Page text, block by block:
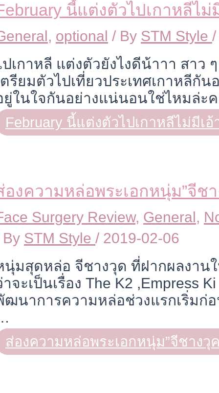
นี้แต่งตัวไปเกาหลีไม่
, optional / By STM Style
ปเกาหลี แต่งตัวยังไงดีน้าาา สาว
ตรียมตัวไปเที่ยวประเทศเกาหลีกั
ยู่ในใจกันอย่างแน่นอนใช่ไหมล่ะ
February นี้แต่งตัวไปเกาหลีไม่มีเอ้
องความหล่อพระเอกหนุ่ม”จีชา
Surgery Review, General,
By STM Style / 2019-02-06
นุ่มสุดหล่อ จีชางวุด ที่ฝากผลงาน
าจะเป็นเรื่อง The K2 ,Empress
ฒนาการความหล่อช่วงแรกเริ่มก่อ
ส่องความหล่อพระเอกหนุ่ม”จีชางวุ